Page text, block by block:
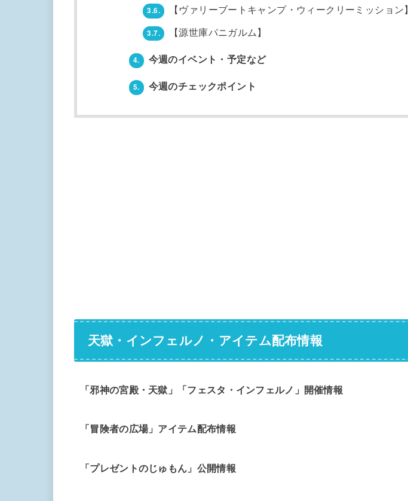
3.6. 【ヴァリーブートキャンプ・ウィークリーミッション】
3.7. 【源世庫パニガルム】
4. 今週のイベント・予定など
5. 今週のチェックポイント
天獄・インフェルノ・アイテム配布情報
「邪神の宮殿・天獄」「フェスタ・インフェルノ」開催情報
「冒険者の広場」アイテム配布情報
「プレゼントのじゅもん」公開情報